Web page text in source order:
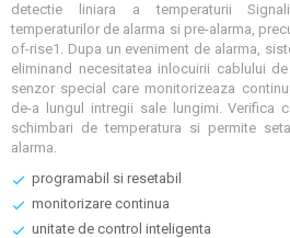
detectie liniara a temperaturii
temperaturilor de alarma si pre-alarma,
of-rise1. Dupa un eveniment de alarma,
eliminand necesitatea inlocuirii cablului
senzor special care monitorizeaza
de-a lungul intregii sale lungimi. Verifica
schimbari de temperatura si permite
alarma.
programabil si resetabil
monitorizare continua
unitate de control inteligenta